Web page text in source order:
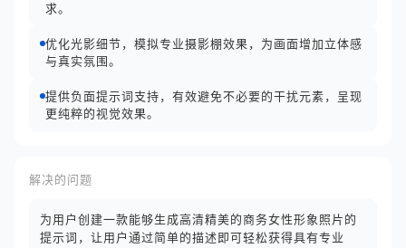
求。
优化光影细节，模拟专业摄影棚效果，为画面增加立体感
与真实氛围。
提供负面提示词支持，有效避免不必要的干扰元素，呈现
更纯粹的视觉效果。
解决的问题
为用户创建一款能够生成高清精美的商务女性形象照片的
提示词，让用户通过简单的描述即可轻松获得具有专业